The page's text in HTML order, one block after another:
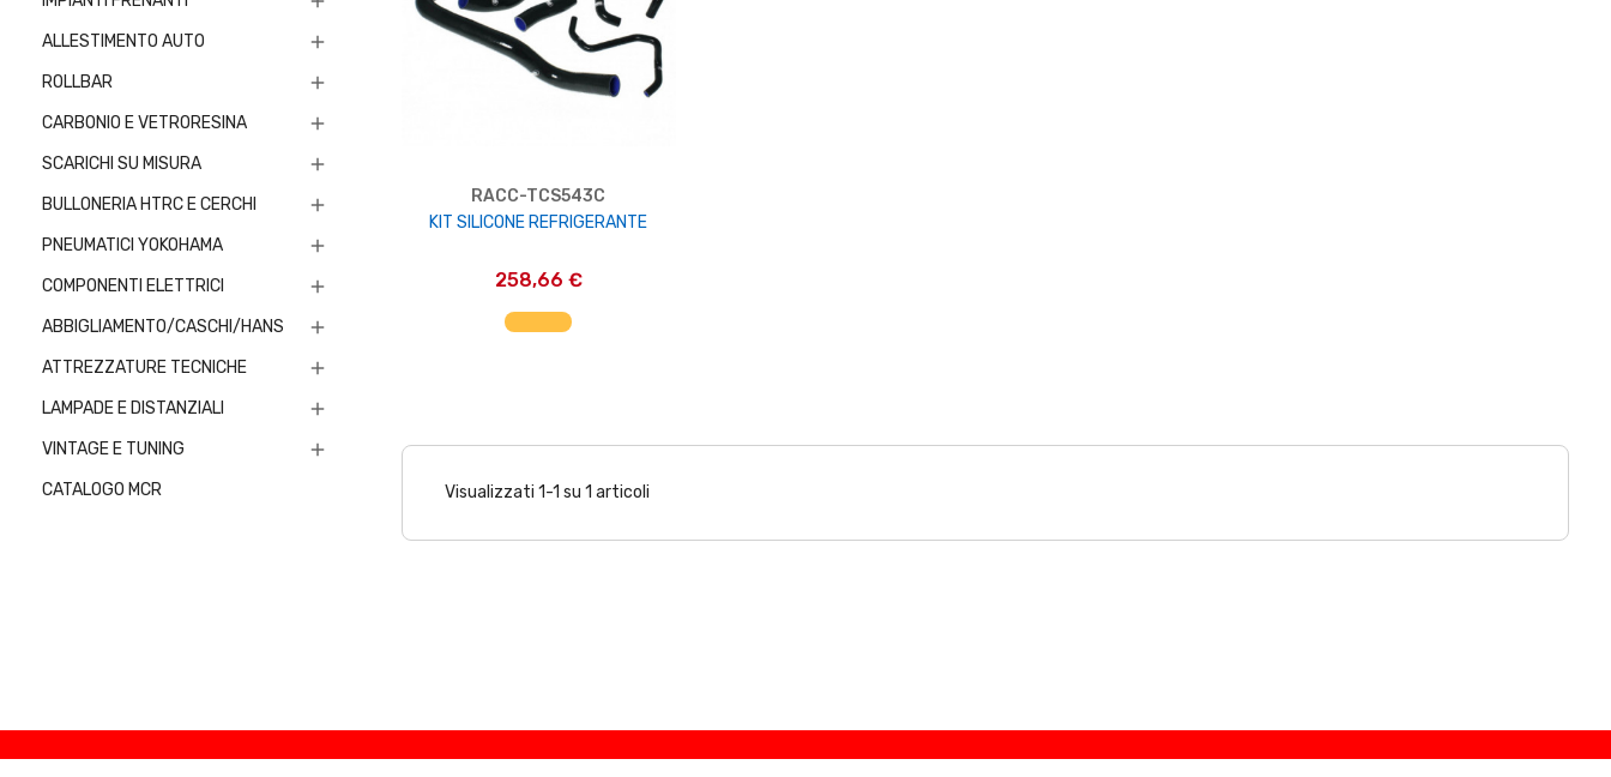
ALLESTIMENTO AUTO 
ROLLBAR 
CARBONIO E VETRORESINA 
SCARICHI SU MISURA 
BULLONERIA HTRC E CERCHI 
PNEUMATICI YOKOHAMA 
COMPONENTI ELETTRICI 
ABBIGLIAMENTO/CASCHI/HANS 
ATTREZZATURE TECNICHE 
LAMPADE E DISTANZIALI 
VINTAGE E TUNING 
CATALOGO MCR
RACC-TCS543C
KIT SILICONE REFRIGERANTE
258,66 €
AGGIUNGI AL CARRELLO
Visualizzati 1-1 su 1 articoli